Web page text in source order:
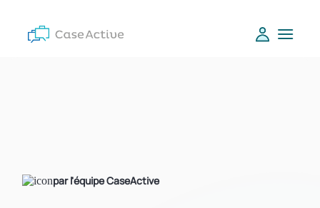
par l'équipe CaseActive